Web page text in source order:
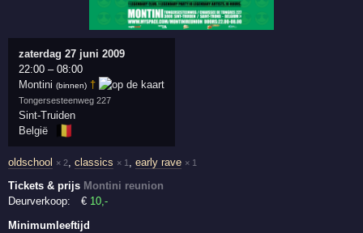
zaterdag 27 juni 2009
22:00 –08:00
Montini (binnen) †
Tongersesteenweg 227
Sint-Truiden
België
🇧🇪
oldschool × 2,classics × 1 ,early rave × 1
Tickets & prijs Montini reunion
Deurverkoop:
€ 10,-
Minimumleeftijd